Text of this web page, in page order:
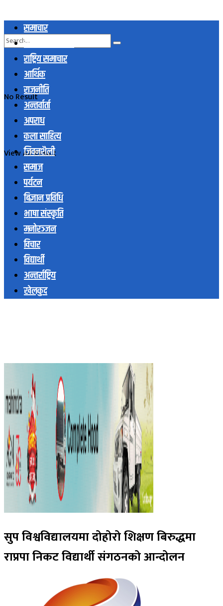
No Result
View All Result
समाचार
स्थानिय समाचार
राष्ट्रिय समाचार
आर्थिक
राजनीति
अन्तर्वार्ता
अपराध
कला साहित्य
जिवनशैली
समाज
पर्यटन
बिज्ञान प्रविधि
भाषा संस्कृति
मनोरञ्जन
विचार
विद्यार्थी
अन्तर्राष्ट्रिय
खेलकुद
सुप विश्वविद्यालयमा दोहोरो शिक्षण बिरुद्धमा
राप्रपा निकट विद्यार्थी संगठनको आन्दोलन